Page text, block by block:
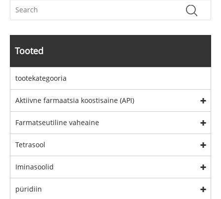
Tooted
tootekategooria
Aktiivne farmaatsia koostisaine (API)
Farmatseutiline vaheaine
Tetrasool
Iminasoolid
püridiin